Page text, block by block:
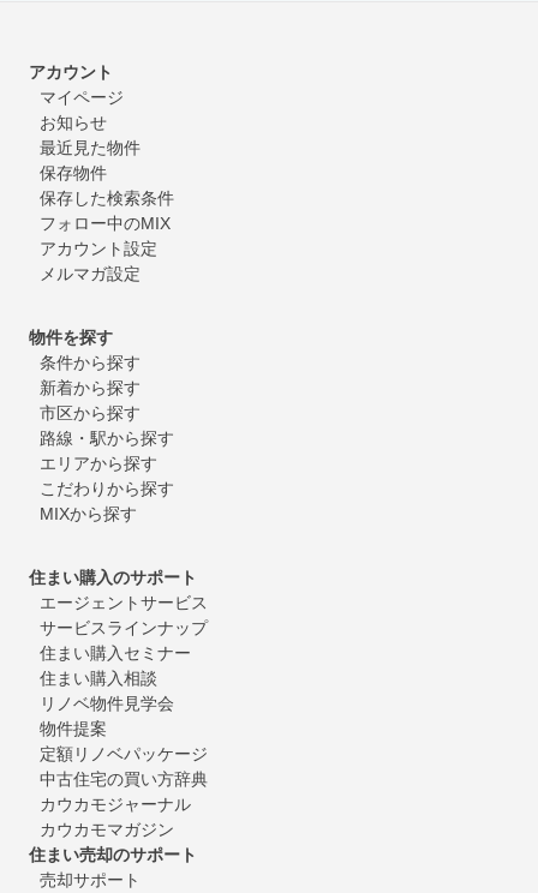
アカウント
マイページ
お知らせ
最近見た物件
保存物件
保存した検索条件
フォロー中のMIX
アカウント設定
メルマガ設定
物件を探す
条件から探す
新着から探す
市区から探す
路線・駅から探す
エリアから探す
こだわりから探す
MIXから探す
住まい購入のサポート
エージェントサービス
サービスラインナップ
住まい購入セミナー
住まい購入相談
リノベ物件見学会
物件提案
定額リノベパッケージ
中古住宅の買い方辞典
カウカモジャーナル
カウカモマガジン
住まい売却のサポート
売却サポート